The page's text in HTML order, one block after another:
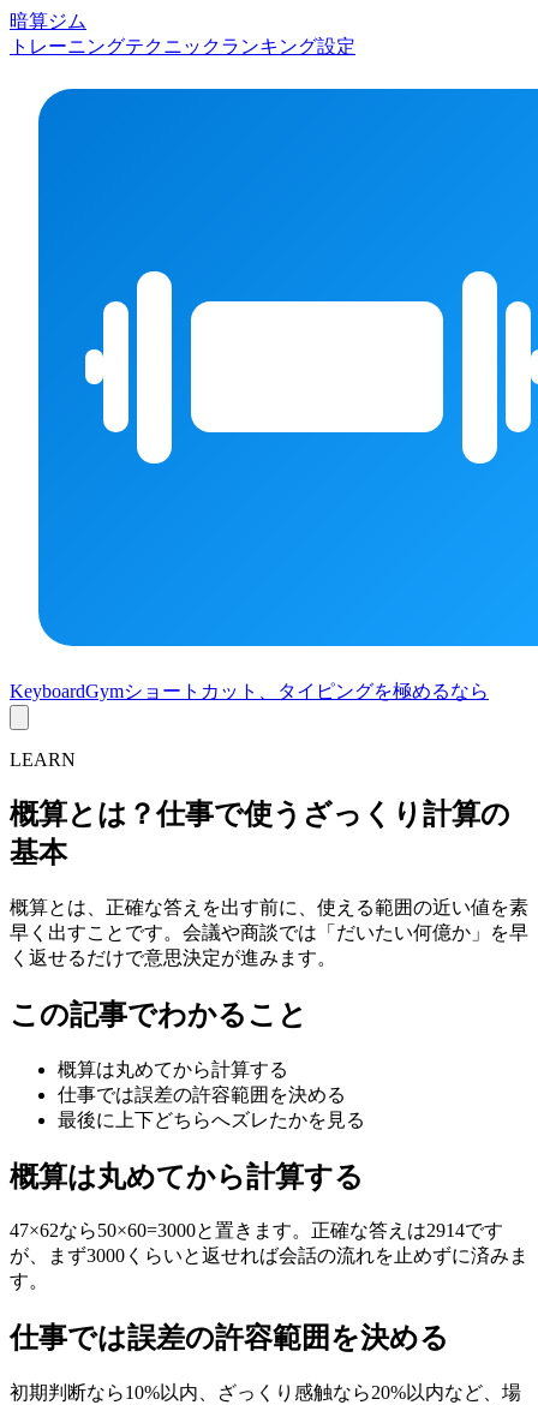
暗算ジム
トレーニングテクニックランキング設定
KeyboardGymショートカット、タイピングを極めるなら
LEARN
概算とは？仕事で使うざっくり計算の
基本
概算とは、正確な答えを出す前に、使える範囲の近い値を素
早く出すことです。会議や商談では「だいたい何億か」を早
く返せるだけで意思決定が進みます。
この記事でわかること
概算は丸めてから計算する
仕事では誤差の許容範囲を決める
最後に上下どちらへズレたかを見る
概算は丸めてから計算する
47×62なら50×60=3000と置きます。正確な答えは2914です
が、まず3000くらいと返せれば会話の流れを止めずに済みま
す。
仕事では誤差の許容範囲を決める
初期判断なら10%以内、ざっくり感触なら20%以内など、場